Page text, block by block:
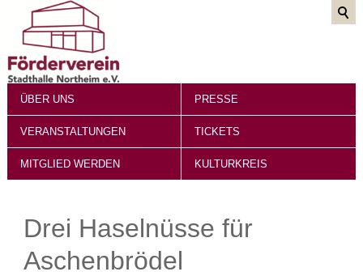
ÜBER UNS PRESSE
VERANSTALTUNGEN TICKETS
MITGLIED WERDEN KULTURKREIS
Drei Haselnüsse für
Aschenbrödel